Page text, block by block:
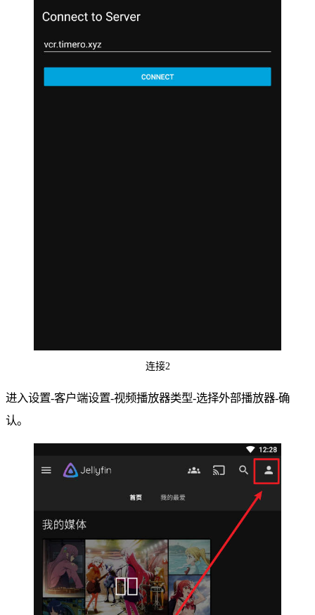
连接2
进入设置-客户端设置-视频播放器类型-选择外部播放器-确
认。